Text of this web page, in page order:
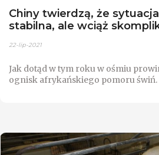
Chiny twierdzą, że
stabilna, ale wciąż
22-lip-2021
Jak dotąd w tym roku w ośmiu
ognisk afrykańskiego pomoru świń.